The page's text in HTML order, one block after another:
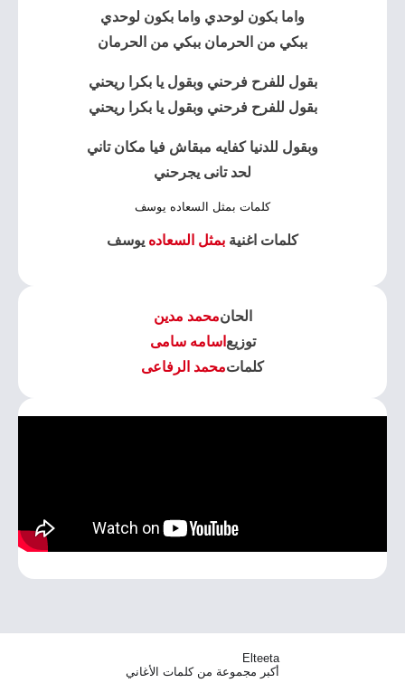
واما بكون لوحدي واما بكون لوحدي
ببكي من الحرمان ببكي من الحرمان
بقول للفرح فرحني وبقول يا بكرا ريحني
بقول للفرح فرحني وبقول يا بكرا ريحني
وبقول للدنيا كفايه مبقاش فيا مكان تاني
لحد تانى يجرحني
كلمات بمثل السعاده يوسف
كلمات اغنية بمثل السعاده يوسف
الحانمحمد مدين
توزيع اسامه سامى
كلماتمحمد الرفاعى
Elteeta
أكبر مجموعة من كلمات الأغاني